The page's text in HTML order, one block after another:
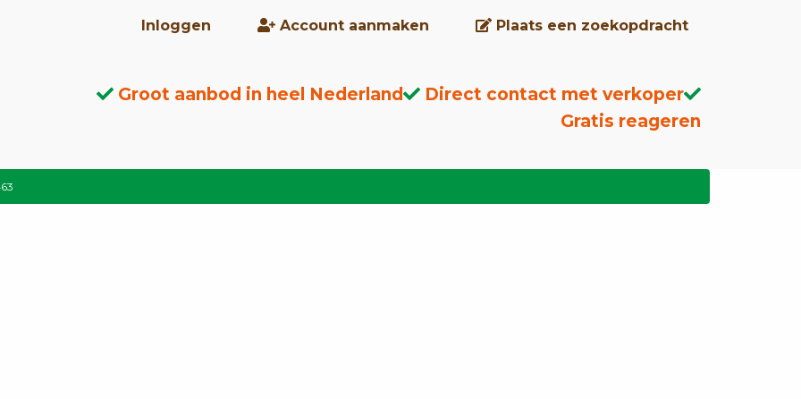
Inloggen Account aanmaken Plaats een zoekopdracht
Groot aanbod in heel Nederland
Direct contact met verkoper
Gratis reageren